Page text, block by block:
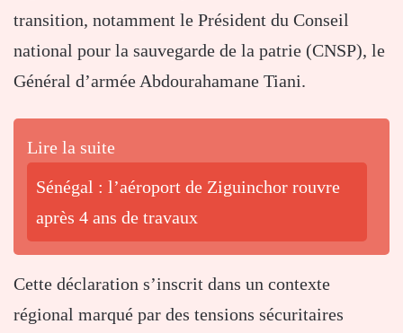
transition, notamment le Président du Conseil
national pour la sauvegarde de la patrie (CNSP), le
Général d’armée Abdourahamane Tiani.
Lire la suite
Sénégal : l’aéroport de Ziguinchor rouvre
après 4 ans de travaux
Cette déclaration s’inscrit dans un contexte
régional marqué par des tensions sécuritaires